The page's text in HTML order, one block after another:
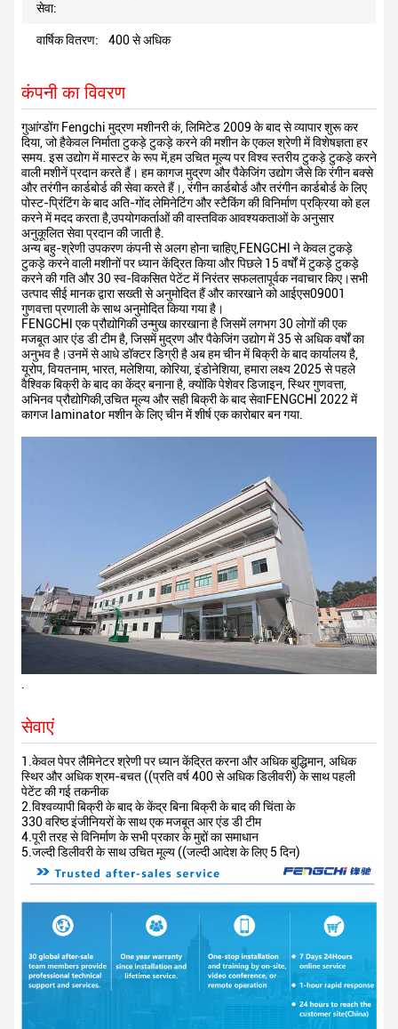
सेवा:
वार्षिक वितरण: 400 से अधिक
कंपनी का विवरण
गुआंग्डोंग Fengchi मुद्रण मशीनरी कं, लिमिटेड 2009 के बाद से व्यापार शुरू कर
दिया, जो हैकेवल निर्माता टुकड़े टुकड़े करने की मशीन के एकल श्रेणी में विशेषज्ञता हर
समय. इस उद्योग में मास्टर के रूप में,हम उचित मूल्य पर विश्व स्तरीय टुकड़े टुकड़े करने
वाली मशीनें प्रदान करते हैं। हम कागज मुद्रण और पैकेजिंग उद्योग जैसे कि रंगीन बक्से
और तरंगीन कार्डबोर्ड की सेवा करते हैं।, रंगीन कार्डबोर्ड और तरंगीन कार्डबोर्ड के लिए
पोस्ट-प्रिंटिंग के बाद अति-गोंद लेमिनेटिंग और स्टैकिंग की विनिर्माण प्रक्रिया को हल
करने में मदद करता है,उपयोगकर्ताओं की वास्तविक आवश्यकताओं के अनुसार
अनुकूलित सेवा प्रदान की जाती है.
अन्य बहु-श्रेणी उपकरण कंपनी से अलग होना चाहिए,FENGCHl ने केवल टुकड़े
टुकड़े करने वाली मशीनों पर ध्यान केंद्रित किया और पिछले 15 वर्षों में टुकड़े टुकड़े
करने की गति और 30 स्व-विकसित पेटेंट में निरंतर सफलतापूर्वक नवाचार किए।सभी
उत्पाद सीई मानक द्वारा सख्ती से अनुमोदित हैं और कारखाने को आईएस09001
गुणवत्ता प्रणाली के साथ अनुमोदित किया गया है।
FENGCHl एक प्रौद्योगिकी उन्मुख कारखाना है जिसमें लगभग 30 लोगों की एक
मजबूत आर एंड डी टीम है, जिसमें मुद्रण और पैकेजिंग उद्योग में 35 से अधिक वर्षों का
अनुभव है।उनमें से आधे डॉक्टर डिग्री है अब हम चीन में बिक्री के बाद कार्यालय है,
यूरोप, वियतनाम, भारत, मलेशिया, कोरिया, इंडोनेशिया, हमारा लक्ष्य 2025 से पहले
वैश्विक बिक्री के बाद का केंद्र बनाना है, क्योंकि पेशेवर डिजाइन, स्थिर गुणवत्ता,
अभिनव प्रौद्योगिकी,उचित मूल्य और सही बिक्री के बाद सेवाFENGCHl 2022 में
कागज laminator मशीन के लिए चीन में शीर्ष एक कारोबार बन गया.
.
सेवाएं
1.केवल पेपर लैमिनेटर श्रेणी पर ध्यान केंद्रित करना और अधिक बुद्धिमान, अधिक
स्थिर और अधिक श्रम-बचत ((प्रति वर्ष 400 से अधिक डिलीवरी) के साथ पहली
पेटेंट की गई तकनीक
2.विश्वव्यापी बिक्री के बाद के केंद्र बिना बिक्री के बाद की चिंता के
330 वरिष्ठ इंजीनियरों के साथ एक मजबूत आर एंड डी टीम
4.पूरी तरह से विनिर्माण के सभी प्रकार के मुद्दों का समाधान
5.जल्दी डिलीवरी के साथ उचित मूल्य ((जल्दी आदेश के लिए 5 दिन)